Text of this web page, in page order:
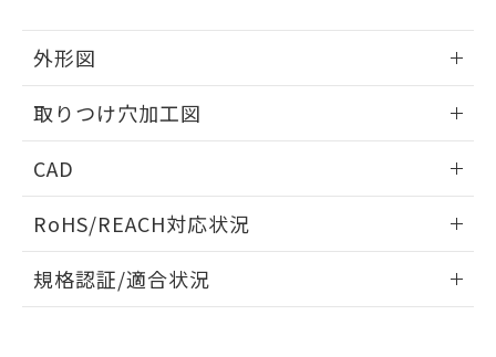
外形図
取りつけ穴加工図
CAD
ドすることができます。
ログイン/会員登録
RoHS/REACH対応状況
EU RoHS 注意事項・凡例
規格認証/適合状況
品・サービスに関するお客様との取
の共同利用に関して"
用者の範囲」に記載されている法人を
EU RoHS指令（10物質）の非含有証明書
51物質の非含有証明書（当社基準）
※本証明書は発行日時点で非含有を証明す
物質の対応では、対応完了までの期間は出
荷製品に未対応品が混在することから備考
欄に対応日を記載しておりました。
既に当社にて対応品への在庫切替を完了